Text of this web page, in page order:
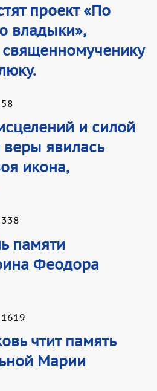
проект «По
владыки»,
58
и силой
явилась
икона,
338
памяти
Феодора
1619
чтит память
Марии